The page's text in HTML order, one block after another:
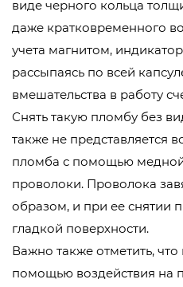
виде черного кольца
даже кратковременного
учета магнитом,
рассыпаясь по всей
вмешательства в работу
Снять такую пломбу без
также не представляется
пломба с помощью
проволоки. Проволока
образом, и при ее снятии
гладкой поверхности.
Важно также отметить, что
помощью воздействия на